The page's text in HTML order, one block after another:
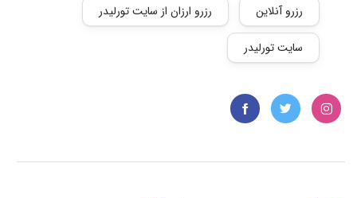
رزرو آنلاین رزرو ارزان از سایت تورلیدر
سایت تورلیدر